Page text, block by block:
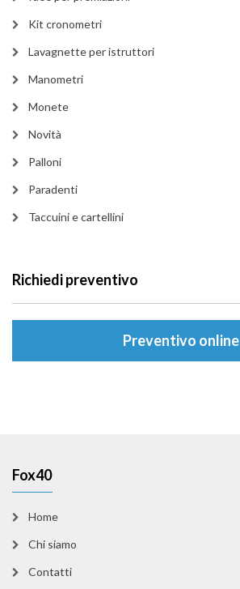
Kit cronometri
Lavagnette per istruttori
Manometri
Monete
Novità
Palloni
Paradenti
Taccuini e cartellini
Richiedi preventivo
Preventivo online
Fox40
Home
Chi siamo
Contatti